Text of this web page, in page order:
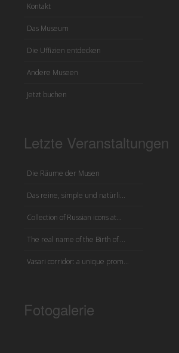
Kontakt
Das Museum
Die Uffizien entdecken
Andere Museen
Jetzt buchen
Letzte Veranstaltungen
Die Räume der Musen
Das reine, simple und natürli...
Collection of Russian icons at...
The real name of the Birth of ...
Vasari corridor: a unique prom...
Fotogalerie